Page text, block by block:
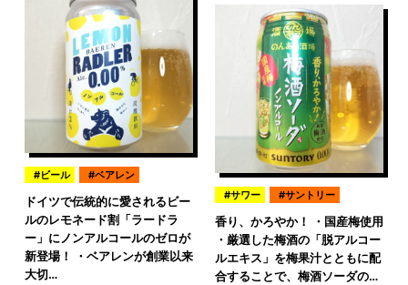
ビール ベアレン
ドイツで伝統的に愛されるビー
ルのレモネード割「ラードラ
ー」にノンアルコールのゼロが
新登場！ ・ベアレンが創業以来
大切…
サワー サントリー
香り、かろやか！ ・国産梅使用
・厳選した梅酒の「脱アルコー
ルエキス」を梅果汁とともに配
合することで、梅酒ソーダの…